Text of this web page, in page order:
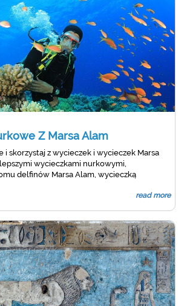
Z Marsa Alam
i skorzystaj z wycieczek i wycieczek Marsa
wycieczkami nurkowymi,
delfinów Marsa Alam, wycieczką
read more